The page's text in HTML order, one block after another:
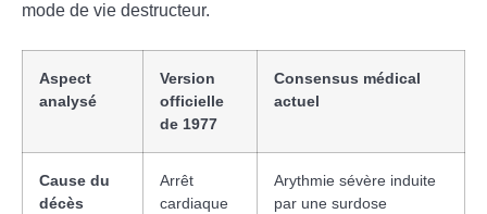
mode de vie destructeur.
Aspect
analysé
Version
officielle
de 1977
Consensus médical
actuel
Cause du
décès
Arrêt
cardiaque
Arythmie sévère induite
par une surdose